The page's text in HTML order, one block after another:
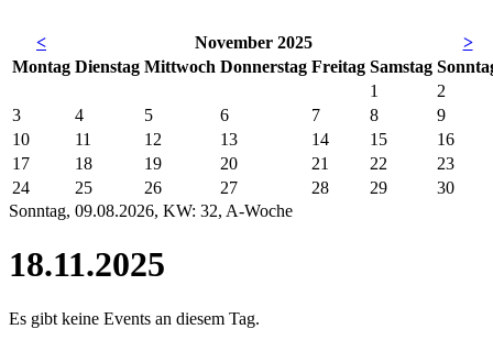
< November 2025
>
Montag Dienstag Mittwoch Donnerstag Freitag Samstag So
1
2
3
4 5 6 7 8
9
10
11 12 13 14 15
16
17
18 19 20 21 22
23
24
25 26 27 28 29
30
Sonntag, 09.08.2026, KW: 32, A-Woche
18.11.2025
Es gibt keine Events an diesem Tag.